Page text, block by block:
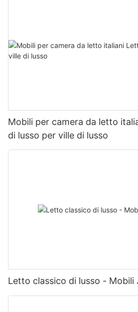
Mobili per camera da letto
di lusso per ville di lusso
Letto classico di lusso - Mobili